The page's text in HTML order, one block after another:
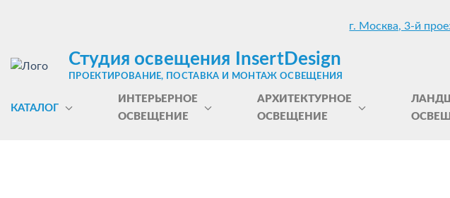
г. Москва, 3-й
Студия освещения InsertDesign
ПРОЕКТИРОВАНИЕ, ПОСТАВКА И МОНТАЖ ОСВЕЩЕНИЯ
КАТАЛОГ
ИНТЕРЬЕРНОЕ
ОСВЕЩЕНИЕ
АРХИТЕКТУРНОЕ
ОСВЕЩЕНИЕ